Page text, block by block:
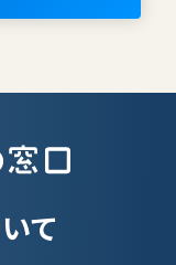
授業支援シス
て